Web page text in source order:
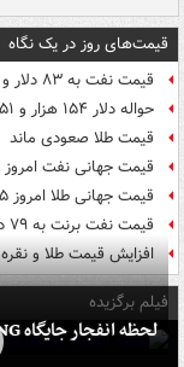
قیمت‌های روز در یک نگاه
قیمت نفت به ۸۳ دلار و ۵۵ سنت در هر بشکه رسید
حواله دلار ۱۵۴ هزار و ۴۵۱ تومان شد
قیمت طلا صعودی ماند
قیمت جهانی نفت امروز ۱۶ مرداد
قیمت جهانی طلا امروز ۱۵ مرداد
قیمت نفت برنت به ۷۹ دلار رسید
افزایش قیمت طلا و
فیلم برگزیده
لحظه انفجار جایگاه CNG "صحنه" در دوربین مداربسته